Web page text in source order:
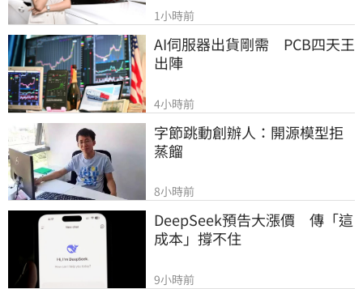
1小時前
AI伺服器出貨剛需　PCB四天王
出陣
4小時前
字節跳動創辦人：開源模型拒
蒸餾
8小時前
DeepSeek預告大漲價　傳「這
成本」撐不住
9小時前